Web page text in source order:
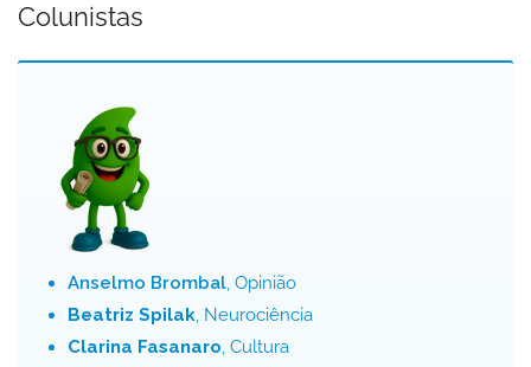
Colunistas
Anselmo Brombal, Opinião
Beatriz Spilak, Neurociência
Clarina Fasanaro, Cultura